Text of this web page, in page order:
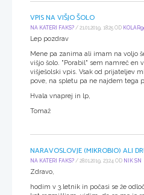
VPIS NA VIŠJO ŠOLO
NA KATERI FAKS? / 21.01.2019, 18:25 OD
Lep pozdrav
Mene pa zanima ali imam na voljo
višjo šolo. "Porabil" sem namreč en
višješolski vpis. Vsak od prijateljev
pove, na spletu pa ne najdem tega
Hvala vnaprej in lp,
Tomaž
NARAVOSLOVJE (MIKROBIO) ALI
NA KATERI FAKS? / 28.01.2019, 23:24 OD NIK SN
Zdravo,
hodim v 3.letnik in počasi se že